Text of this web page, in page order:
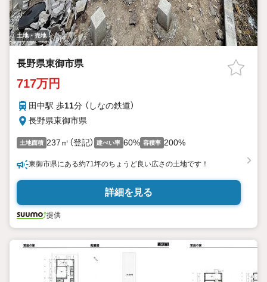
土地・売地
長野県東御市県
717万円
田中駅 歩11分 （しなの鉄道）
長野県東御市県
土地面積 237㎡（登記） 建ぺい率 60% 容積率 200%
東御市県にある約71坪のちょうど良い広さの土地です！
詳細を見る
提供